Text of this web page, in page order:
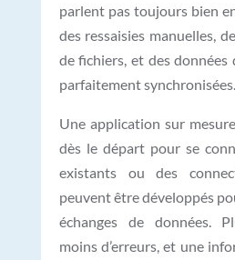
parlent pas toujours bien
des ressaisies manuelles,
de fichiers, et des
parfaitement synchronisées.
Une application sur
dès le départ pour se
existants ou des
peuvent être développés
échanges de données.
moins d’erreurs, et une